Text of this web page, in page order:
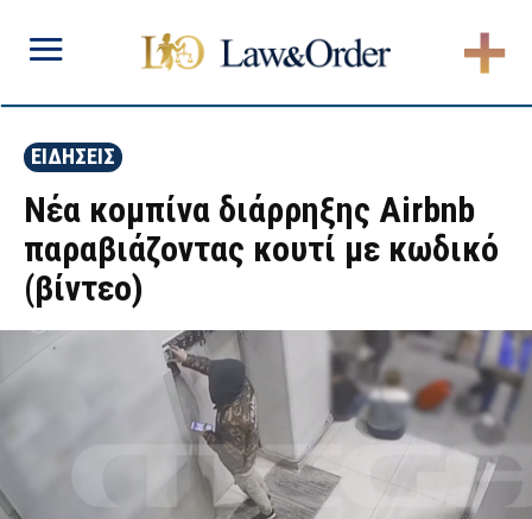
ΕΙΔΗΣΕΙΣ
Νέα κομπίνα διάρρηξης Αirbnb
παραβιάζοντας κουτί με κωδικό
(βίντεο)